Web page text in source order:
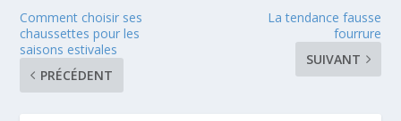
Comment choisir ses
chaussettes pour les
saisons estivales
PRÉCÉDENT
La tendance fausse
fourrure
SUIVANT